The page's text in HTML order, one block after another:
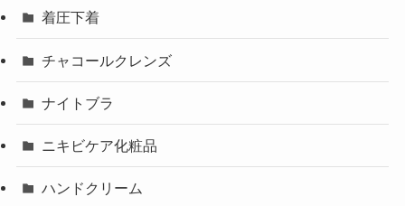
着圧下着
チャコールクレンズ
ナイトブラ
ニキビケア化粧品
ハンドクリーム